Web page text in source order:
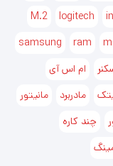
logitech
M.2
ram
samsung
ام اس آی
مادربرد
مانیتور
چند کاره